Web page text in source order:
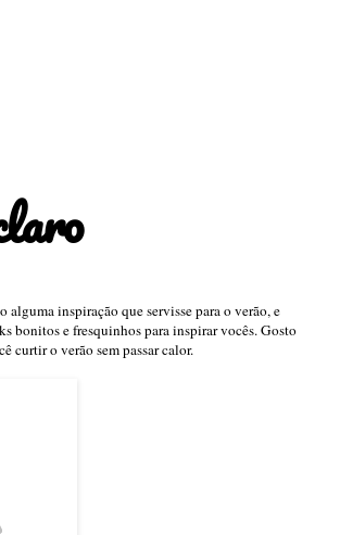
inspiração que servisse para o verão, e
bonitos e fresquinhos para inspirar vocês. Gosto
curtir o verão sem passar calor.